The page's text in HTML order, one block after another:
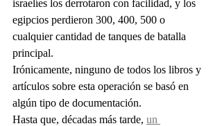
israelíes los derrotaron con facilidad, y los
egipcios perdieron 300, 400, 500 o
cualquier cantidad de tanques de batalla
principal.
Irónicamente, ninguno de todos los libros y
artículos sobre esta operación se basó en
algún tipo de documentación.
Hasta que, décadas más tarde, un